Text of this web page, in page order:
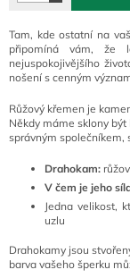
Tam, kde ostatní na
připomíná vám, že
nejuspokojivějšího
nošení s cenným
Růžový křemen je
Někdy máme sklony
správným společníkem,
Drahokam:
V čem je jeho
Jedna velikost,
uzlu
Drahokamy jsou
barva vašeho šperku